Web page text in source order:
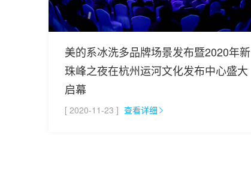
美的系冰洗多品牌场景发布暨2020年新
珠峰之夜在杭州运河文化发布中心盛大
启幕
[ 2020-11-23 ] 查看详细